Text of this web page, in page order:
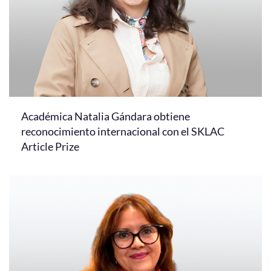
Académica Natalia Gándara obtiene
reconocimiento internacional con el SKLAC
Article Prize